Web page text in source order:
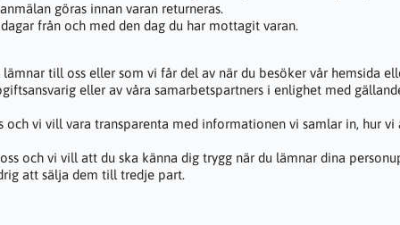
göras innan varan returneras.
från och med den dag du har mottagit varan.
till oss eller som vi får del av när du besöker vår hemsida
eller av våra samarbetspartners i enlighet med
och vi vill vara transparenta med informationen vi samlar in, hur
och vi vill att du ska känna dig trygg när du lämnar dina
att sälja dem till tredje part.